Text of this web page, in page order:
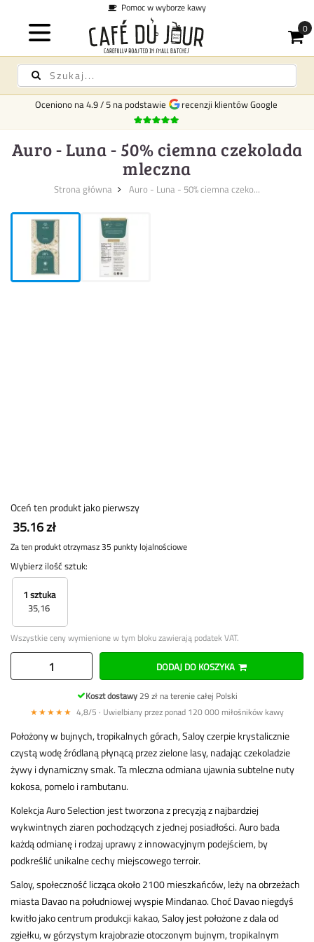
Pomoc w wyborze kawy
Oceniono na4.9/5 na podstawie recenzji klientów Google
Auro - Luna - 50% ciemna czekolada
mleczna
Strona główna Auro - Luna - 50% ciemna czeko...
Oceń ten produkt jako pierwszy
35.16 zł
Za ten produkt otrzymasz 35 punkty lojalnościowe
Wybierz ilość sztuk:
1 sztuka
35,16
Wszystkie ceny wymienione w tym bloku zawierają podatek VAT.
DODAJ DO KOSZYKA
Koszt dostawy29 zł na terenie całej Polski
★★★★★ 4,8/5 · Uwielbiany przez ponad 120 000 miłośników kawy
Położony w bujnych, tropikalnych górach, Saloy czerpie krystalicznie
czystą wodę źródlaną płynącą przez zielone lasy, nadając czekoladzie
żywy i dynamiczny smak. Ta mleczna odmiana ujawnia subtelne nuty
kokosa, pomelo i rambutanu.
Kolekcja Auro Selection jest tworzona z precyzją z najbardziej
wykwintnych ziaren pochodzących z jednej posiadłości. Auro bada
każdą odmianę i rodzaj uprawy z innowacyjnym podejściem, by
podkreślić unikalne cechy miejscowego terroir.
Saloy, społeczność licząca około 2100 mieszkańców, leży na obrzeżach
miasta Davao na południowej wyspie Mindanao. Choć Davao niegdyś
kwitło jako centrum produkcji kakao, Saloy jest położone z dala od
zgiełku, w górzystym krajobrazie otoczonym bujnym, tropikalnym